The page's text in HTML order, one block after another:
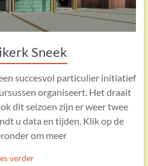
Sneek
succesvol particulier initiatief
organiseert. Het draait
dit seizoen zijn er weer twee
u data en tijden. Klik op de
om meer
verder